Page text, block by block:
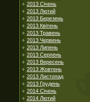
2013 Січень
2013 Лютий
2013 Березень
2013 Квітень
2013 Травень
2013 Червень
2013 Липень
2013 Серпень
2013 Вересень
2013 Жовтень
2013 Листопад
2013 Грудень
2014 Січень
2014 Лютий